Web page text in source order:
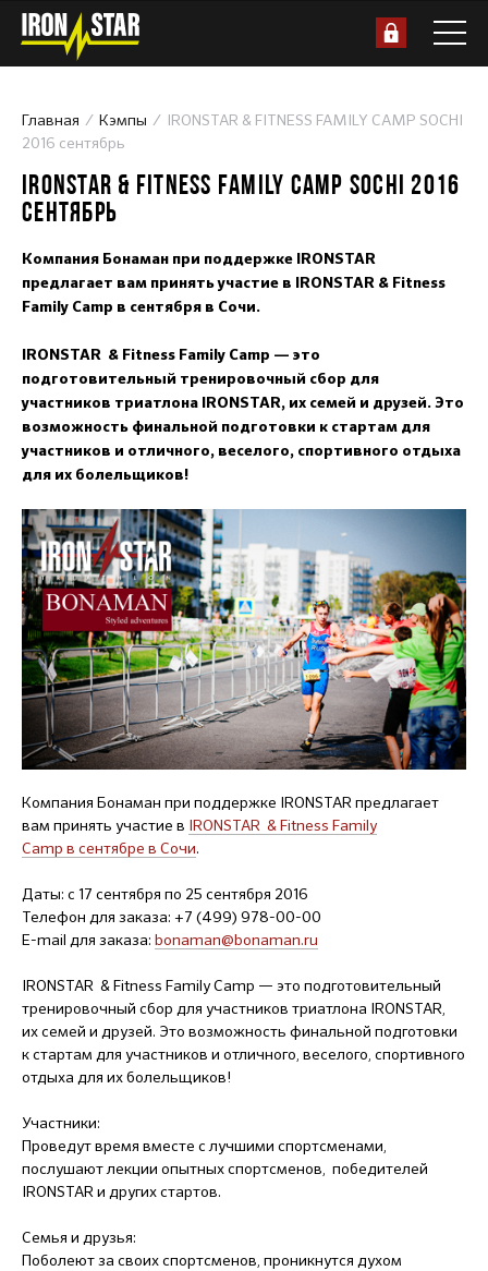
Главная Кэмпы
IRONSTAR & FITNESS FAMILY CAMP SOCHI
2016 сентябрь
IRONSTAR & FITNESS FAMILY CAMP SOCHI 2016
СЕНТЯБРЬ
Компания Бонаман при поддержке IRONSTAR
предлагает вам принять участие в IRONSTAR & Fitness
Family Camp в сентября в Сочи.
IRONSTAR & Fitness Family Camp — это
подготовительный тренировочный сбор для
участников триатлона IRONSTAR, их семей и друзей. Это
возможность финальной подготовки к стартам для
участников и отличного, веселого, спортивного отдыха
для их болельщиков!
Компания Бонаман при поддержке IRONSTAR предлагает
вам принять участие в IRONSTAR & Fitness Family
Camp в сентябре в Сочи.
Даты: с 17 сентября по 25 сентября 2016
Телефон для заказа: +7 (499) 978-00-00
E-mail для заказа: bonaman@bonaman.ru
IRONSTAR & Fitness Family Camp — это подготовительный
тренировочный сбор для участников триатлона IRONSTAR,
их семей и друзей. Это возможность финальной подготовки
к стартам для участников и отличного, веселого, спортивного
отдыха для их болельщиков!
Участники:
Проведут время вместе с лучшими спортсменами,
послушают лекции опытных спортсменов, победителей
IRONSTAR и других стартов.
Семья и друзья:
Поболеют за своих спортсменов, проникнутся духом